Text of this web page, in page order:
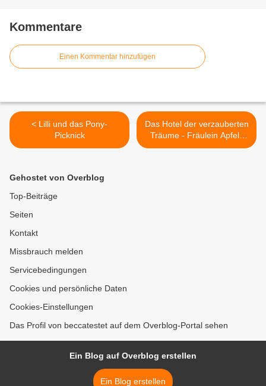
Kommentare
Einen Kommentar hinzufügen
< Lilli und das Pony-
Picknick
Das Hotel der verzauberten
Träume - Fräulein Apfels
Geheimnis >
Gehostet von Overblog
Top-Beiträge
Seiten
Kontakt
Missbrauch melden
Servicebedingungen
Cookies und persönliche Daten
Cookies-Einstellungen
Das Profil von beccatestet auf dem Overblog-Portal sehen
Ein Blog auf Overblog erstellen
Ein Blog erstellen